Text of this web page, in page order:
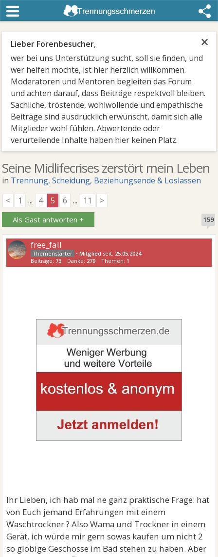
×
Lieber Forenbesucher,
wer bei uns Unterstützung sucht, soll sie finden, und
wer helfen möchte, ist hier herzlich willkommen.
Moderatoren und Mentoren begleiten das Forum
und achten darauf, dass Beiträge respektvoll bleiben.
Sachliche, tröstende, wohlwollende und empathische
Beiträge sind ausdrücklich erwünscht, damit sich alle
Mitglieder wohl fühlen. Abwertende oder
verurteilende Inhalte haben hier keinen Platz.
Seine Midlifecrises zerstört mein Leben
in Trennung, Scheidung, Beziehungsende & Loslassen
<
1 ... 4 5 6 ... 11 >
Als Gast antworten + 159
free_fall
•Mitglied seit: 25.05.2024
Beiträge: 73 Danke: 279 Themen: 1
Ihr Lieben, ich hab mal ne ganz praktische Frage: hat
von Euch jemand Erfahrungen mit einem
Waschtrockner ? Also Wama und Trockner in einem
Gerät, ich würde mir gern sowas kaufen um nicht 2
so globige Geschosse im Bad stehen zu haben. Aber